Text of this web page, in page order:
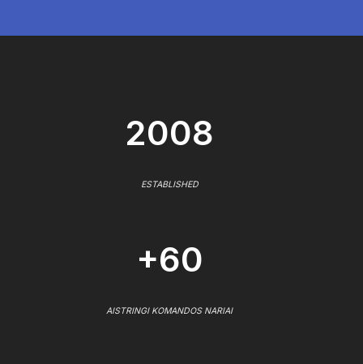
2008
ESTABLISHED
+60
AISTRINGI KOMANDOS NARIAI